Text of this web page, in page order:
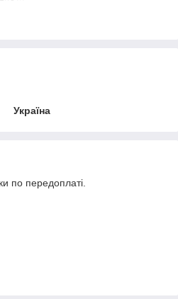
Україна
по передоплаті.